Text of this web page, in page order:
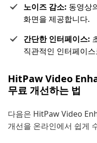
노이즈 감소: 동영상
화면을 제공합니다.
간단한 인터페이스:
직관적인 인터페이
HitPaw Video
무료 개선하는 법
다음은 HitPaw Video
개선을 온라인에서 쉽게